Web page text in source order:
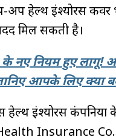
अप हेल्थ इंश्योरेंस
मिल सकती है।
के नए नियम हुए लागू!
आपके लिए क्या
इंश्योरेंस कंपनियों
Insurance Co.